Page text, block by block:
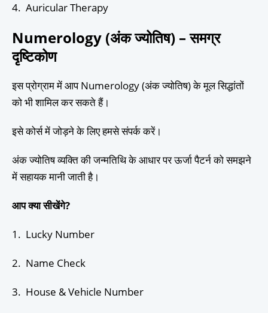
4. Auricular Therapy
Numerology (अंक ज्योतिष) – समग्र
दृष्टिकोण
इस प्रोग्राम में आप Numerology (अंक ज्योतिष) के मूल सिद्धांतों
को भी शामिल कर सकते हैं।
इसे कोर्स में जोड़ने के लिए हमसे संपर्क करें।
अंक ज्योतिष व्यक्ति की जन्मतिथि के आधार पर ऊर्जा पैटर्न को समझने
में सहायक मानी जाती है।
आप क्या सीखेंगे?
1. Lucky Number
2. Name Check
3. House & Vehicle Number